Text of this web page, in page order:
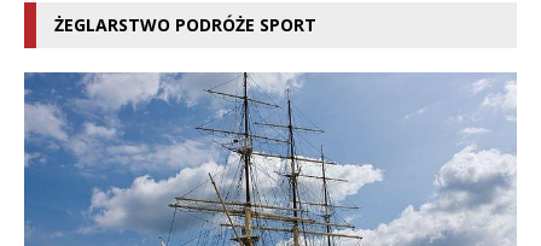
ŻEGLARSTWO PODRÓŻE SPORT